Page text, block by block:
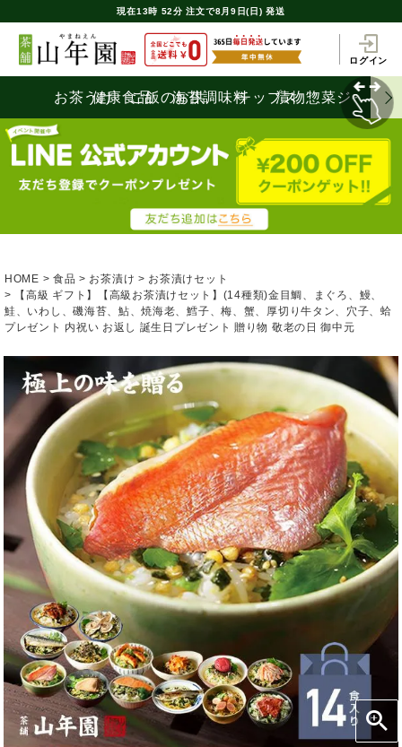
現在13時 52分 注文で8月9日(日) 発送
ログイン
お茶うけ健康食品ご飯のお供
海苔調味料チップス
漬物惣菜ジャム
HOME 食品 お茶漬け
お茶漬けセット
【高級 ギフト】【高級お茶漬けセット】(14種類)金目鯛、まぐろ、鰻、
鮭、いわし、磯海苔、鮎、焼海老、鱈子、梅、蟹、厚切り牛タン、穴子、蛤
プレゼント 内祝い お返し 誕生日プレゼント 贈り物 敬老の日 御中元